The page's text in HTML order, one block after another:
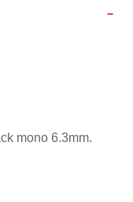
mono 6.3mm.